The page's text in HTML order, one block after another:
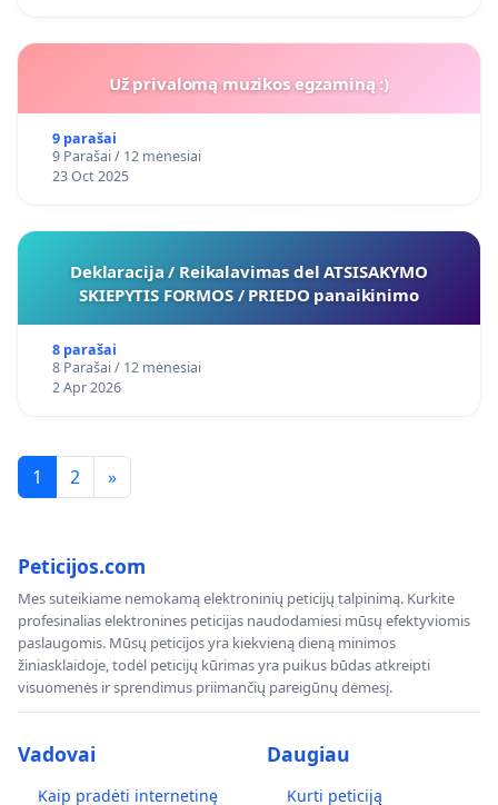
Už privalomą muzikos egzaminą :)
9 parašai
9 Parašai / 12 mėnesiai
23 Oct 2025
Deklaracija / Reikalavimas del ATSISAKYMO
SKIEPYTIS FORMOS / PRIEDO panaikinimo
8 parašai
8 Parašai / 12 mėnesiai
2 Apr 2026
1 2 »
Peticijos.com
Mes suteikiame nemokamą elektroninių peticijų talpinimą. Kurkite
profesinalias elektronines peticijas naudodamiesi mūsų efektyviomis
paslaugomis. Mūsų peticijos yra kiekvieną dieną minimos
žiniasklaidoje, todėl peticijų kūrimas yra puikus būdas atkreipti
visuomenės ir sprendimus priimančių pareigūnų dėmesį.
Vadovai
Kaip pradėti internetinę
Daugiau
Kurti peticiją